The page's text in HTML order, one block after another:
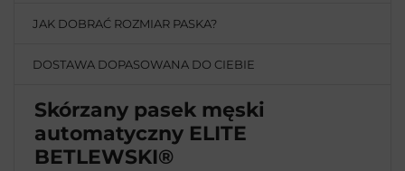
JAK DOBRAĆ ROZMIAR PASKA?
DOSTAWA DOPASOWANA DO CIEBIE
Skórzany pasek męski
automatyczny ELITE
BETLEWSKI®